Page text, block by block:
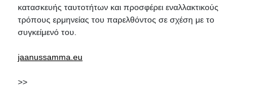
κατασκευής ταυτοτήτων και προσφέρει εναλλακτικούς
τρόπους ερμηνείας του παρελθόντος σε σχέση με το
συγκείμενό του.
jaanussamma.eu
>>